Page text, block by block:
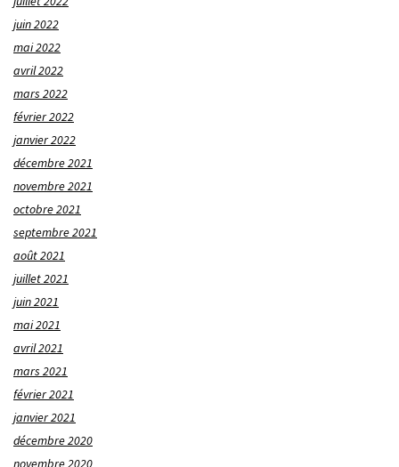
juin 2022
mai 2022
avril 2022
mars 2022
février 2022
janvier 2022
décembre 2021
novembre 2021
octobre 2021
septembre 2021
août 2021
juillet 2021
juin 2021
mai 2021
avril 2021
mars 2021
février 2021
janvier 2021
décembre 2020
novembre 2020